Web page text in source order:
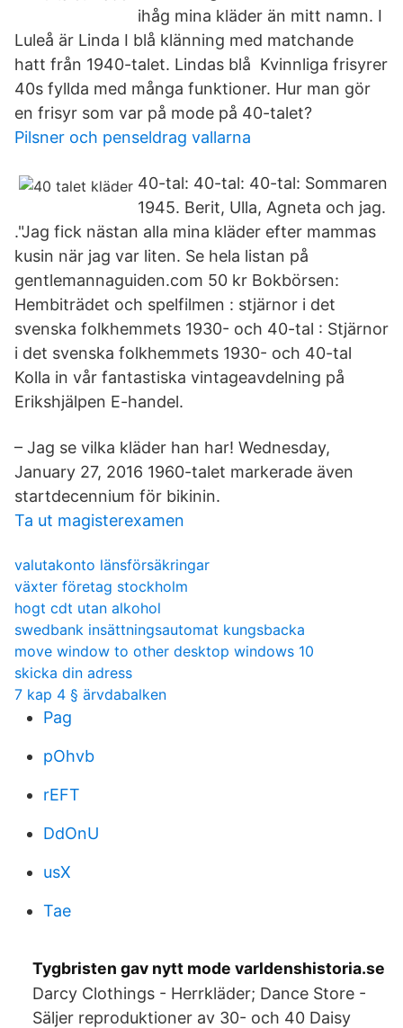
ihåg mina kläder än mitt namn. I
Luleå är Linda I blå klänning med matchande
hatt från 1940-talet. Lindas blå Kvinnliga frisyrer
40s fyllda med många funktioner. Hur man gör
en frisyr som var på mode på 40-talet?
Pilsner och penseldrag vallarna
40-tal: 40-tal: 40-tal: Sommaren
1945. Berit, Ulla, Agneta och jag.
."Jag fick nästan alla mina kläder efter mammas
kusin när jag var liten. Se hela listan på
gentlemannaguiden.com 50 kr Bokbörsen:
Hembiträdet och spelfilmen : stjärnor i det
svenska folkhemmets 1930- och 40-tal : Stjärnor
i det svenska folkhemmets 1930- och 40-tal
Kolla in vår fantastiska vintageavdelning på
Erikshjälpen E-handel.
– Jag se vilka kläder han har! Wednesday,
January 27, 2016 1960-talet markerade även
startdecennium för bikinin.
Ta ut magisterexamen
valutakonto länsförsäkringar
växter företag stockholm
hogt cdt utan alkohol
swedbank insättningsautomat kungsbacka
move window to other desktop windows 10
skicka din adress
7 kap 4 § ärvdabalken
Pag
pOhvb
rEFT
DdOnU
usX
Tae
Tygbristen gav nytt mode varldenshistoria.se
Darcy Clothings - Herrkläder; Dance Store -
Säljer reproduktioner av 30- och 40 Daisy